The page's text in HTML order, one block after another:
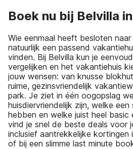
Boek nu bij Belvilla
Wie eenmaal heeft besloten
natuurlijk een passend
vinden. Bij Belvilla kun je
vergelijken en het vakantiehuis
jouw wensen: van knusse
ruime, gezinsvriendelijk
park. Je ziet in één oogopslag
huisdiervriendelijk zijn, welke
hebben en welke juist heel basic
vind je snel de beste deals voor
inclusief aantrekkelijke kortingen
of bij een slimme last minute